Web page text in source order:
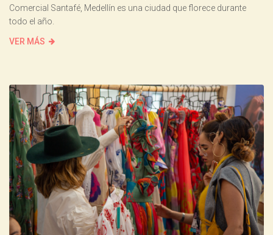
Comercial Santafé, Medellín es una ciudad que florece durante
todo el año.
VER MÁS